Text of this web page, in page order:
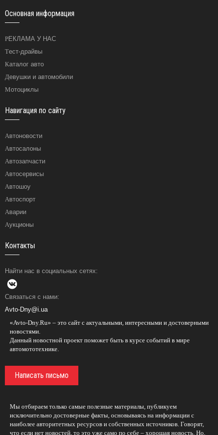
Основная информация
РЕКЛАМА У НАС
Тест-драйвы
Каталог авто
Девушки и автомобили
Мотоциклы
Навигация по сайту
Автоновости
Автосалоны
Автозапчасти
Автосервисы
Автошоу
Автоспорт
Аварии
Аукционы
Контакты
Найти нас в социальных сетях:
Связаться с нами:
Avto-Dny@i.ua
«Avto-Dny.Ru» – это сайт с актуальными, интересными и достоверными
новостями.
Данный новостной проект поможет быть в курсе событий в мире
автомототехнике.
Написать письмо
Мы отбираем только самые полезные материалы, публикуем
исключительно достоверные факты, основываясь на информации с
наиболее авторитетных ресурсов и собственных источников. Говорят,
что если нет новостей, то это уже само по себе – хорошая новость. Но,